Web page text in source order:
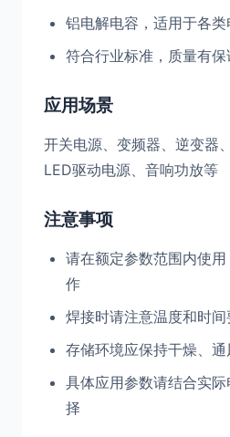
铝电解电容，适用于各
符合行业标准，质量有保
应用场景
开关电源、变频器、逆变器
LED驱动电源、音响功放等
注意事项
请在额定参数范围内使
作
焊接时请注意温度和时
存储环境应保持干燥、
具体应用参数请结合实
择